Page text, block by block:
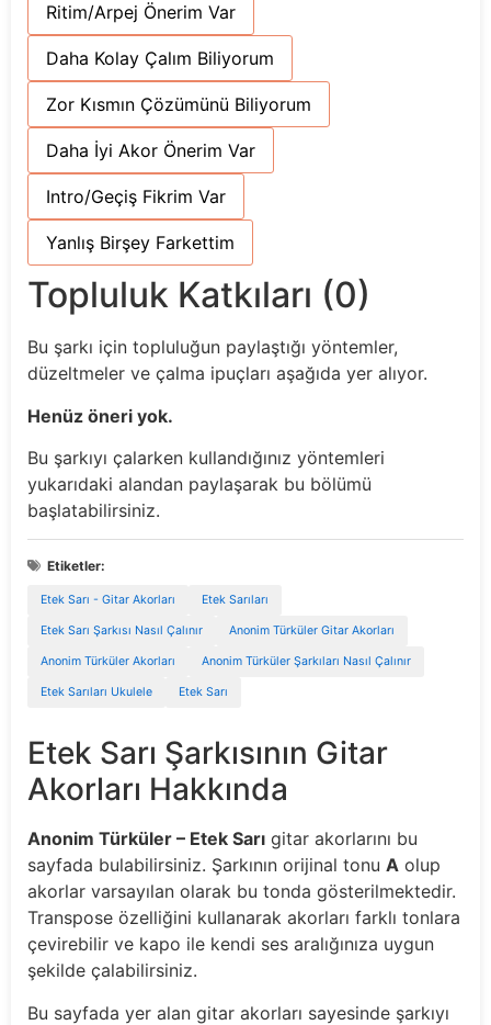
Ritim/Arpej Önerim Var
Daha Kolay Çalım Biliyorum
Zor Kısmın Çözümünü Biliyorum
Daha İyi Akor Önerim Var
Intro/Geçiş Fikrim Var
Yanlış Birşey Farkettim
Topluluk Katkıları (0)
Bu şarkı için topluluğun paylaştığı yöntemler,
düzeltmeler ve çalma ipuçları aşağıda yer alıyor.
Henüz öneri yok.
Bu şarkıyı çalarken kullandığınız yöntemleri
yukarıdaki alandan paylaşarak bu bölümü
başlatabilirsiniz.
Etiketler:
Etek Sarı - Gitar Akorları Etek Sarıları
Etek Sarı Şarkısı Nasıl Çalınır Anonim Türküler Gitar Akorları
Anonim Türküler Akorları Anonim Türküler Şarkıları Nasıl Çalınır
Etek Sarıları Ukulele Etek Sarı
Etek Sarı Şarkısının Gitar
Akorları Hakkında
Anonim Türküler – Etek Sarı gitar akorlarını bu
sayfada bulabilirsiniz. Şarkının orijinal tonu A olup
akorlar varsayılan olarak bu tonda gösterilmektedir.
Transpose özelliğini kullanarak akorları farklı tonlara
çevirebilir ve kapo ile kendi ses aralığınıza uygun
şekilde çalabilirsiniz.
Bu sayfada yer alan gitar akorları sayesinde şarkıyı